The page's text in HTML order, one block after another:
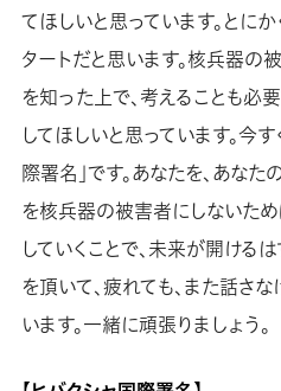
てほしいと思っています。とに
タートだと思います。核兵器の
を知った上で、考えることも必
してほしいと思っています。今
際署名」です。あなたを、あな
を核兵器の被害者にしないた
していくことで、未来が開ける
を頂いて、疲れても、また話さ
います。一緒に頑張りましょう。